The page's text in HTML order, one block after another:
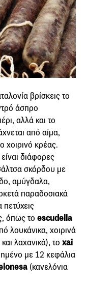
βρίσκεις το
άσπρο
αλλά και το
από αίμα,
χοιρινό κρέας.
διάφορες
σκόρδου με
αμύγδαλα,
παραδοσιακά
πετύχεις
όπως το escudella
λουκάνικα, χοιρινά
λαχανικά), το xai
με 12 κεφάλια
(κανελόνια